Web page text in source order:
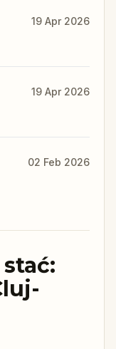
19 Apr 2026
19 Apr 2026
02 Feb 2026